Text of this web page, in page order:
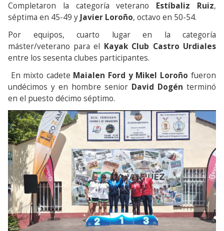
Completaron la categoría veterano Estíbaliz Ruiz,
séptima en 45-49 y Javier Loroño, octavo en 50-54.
Por equipos, cuarto lugar en la categoría
máster/veterano para el Kayak Club Castro Urdiales
entre los sesenta clubes participantes.
En mixto cadete Maialen Ford y Mikel Loroño fueron
undécimos y en hombre senior David Dogén terminó
en el puesto décimo séptimo.